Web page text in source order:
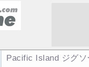
Pacific Island ジグソ